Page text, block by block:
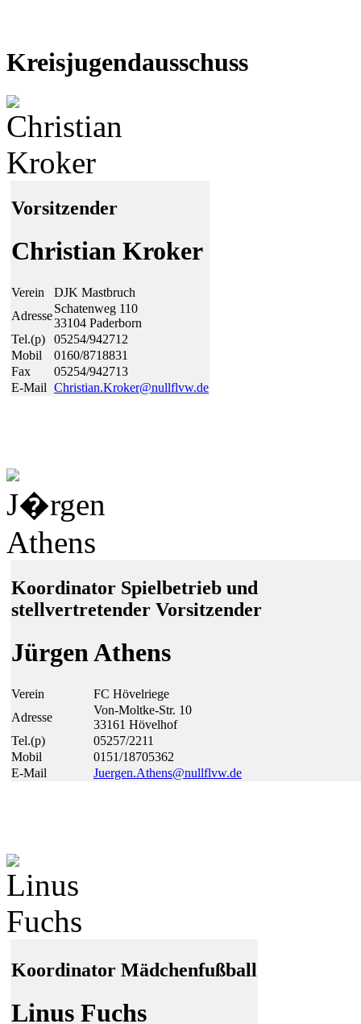
Kreisjugendausschuss
Vorsitzender
Christian Kroker
Verein
DJK Mastbruch
Adresse
Schatenweg 110
33104 Paderborn
Tel.(p)
05254/942712
Mobil
0160/8718831
Fax
05254/942713
E-Mail Christian.Kroker@nullflvw.de
Koordinator Spielbetrieb und
stellvertretender Vorsitzender
Jürgen Athens
Verein
FC Hövelriege
Adresse
Von-Moltke-Str. 10
33161 Hövelhof
Tel.(p)
05257/2211
Mobil
0151/18705362
E-Mail
Juergen.Athens@nullflvw.de
Koordinator Mädchenfußball
Linus Fuchs